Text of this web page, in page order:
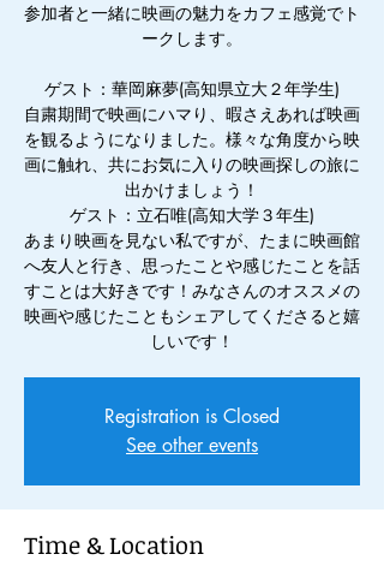
参加者と一緒に映画の魅力をカフェ感覚でト
ークします。
ゲスト：華岡麻夢(高知県立大２年学生)
自粛期間で映画にハマり、暇さえあれば映画
を観るようになりました。様々な角度から映
画に触れ、共にお気に入りの映画探しの旅に
出かけましょう！
ゲスト：立石唯(高知大学３年生)
あまり映画を見ない私ですが、たまに映画館
へ友人と行き、思ったことや感じたことを話
すことは大好きです！みなさんのオススメの
映画や感じたこともシェアしてくださると嬉
しいです！
Registration is Closed
See other events
Time & Location